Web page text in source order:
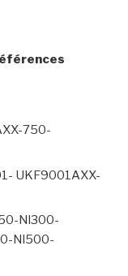
750-
UKF9001AXX-
Nl300-
Nl500-